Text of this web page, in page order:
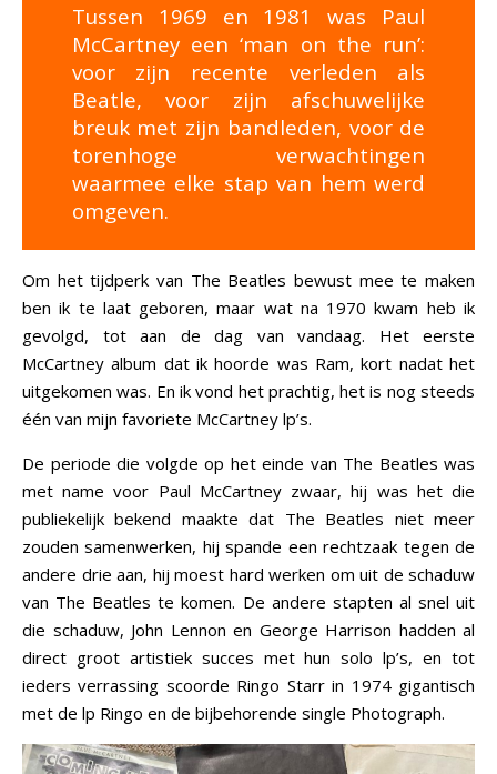
Tussen 1969 en 1981 was Paul
McCartney een ‘man on the run’:
voor zijn recente verleden als
Beatle, voor zijn afschuwelijke
breuk met zijn bandleden, voor de
torenhoge verwachtingen
waarmee elke stap van hem werd
omgeven.
Om het tijdperk van The Beatles bewust mee te maken
ben ik te laat geboren, maar wat na 1970 kwam heb ik
gevolgd, tot aan de dag van vandaag. Het eerste
McCartney album dat ik hoorde was Ram, kort nadat het
uitgekomen was. En ik vond het prachtig, het is nog steeds
één van mijn favoriete McCartney lp’s.
De periode die volgde op het einde van The Beatles was
met name voor Paul McCartney zwaar, hij was het die
publiekelijk bekend maakte dat The Beatles niet meer
zouden samenwerken, hij spande een rechtzaak tegen de
andere drie aan, hij moest hard werken om uit de schaduw
van The Beatles te komen. De andere stapten al snel uit
die schaduw, John Lennon en George Harrison hadden al
direct groot artistiek succes met hun solo lp’s, en tot
ieders verrassing scoorde Ringo Starr in 1974 gigantisch
met de lp Ringo en de bijbehorende single Photograph.